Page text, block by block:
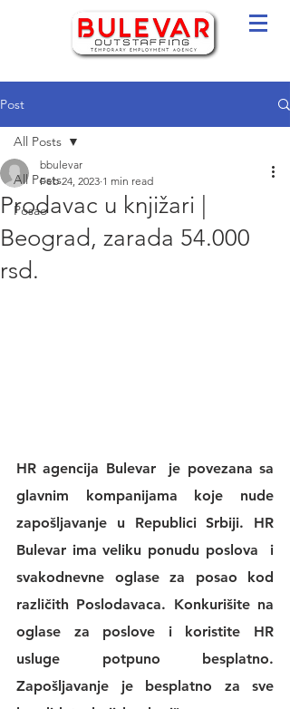
Post
All Posts
Posao
All Posts
Prodavac u knjižari |
Beograd, zarada 54.000
rsd.
bbulevar
Feb 24, 2023 1 min read
HR agencija Bulevar
  je povezana sa
glavnim kompanijama koje nude
zapošljavanje u Republici Srbiji. HR
Bulevar ima veliku ponudu poslova
  i
svakodnevne oglase za posao kod
oglase za poslove i koristite HR
usluge potpuno besplatno.
Zapošljavanje je besplatno za sve